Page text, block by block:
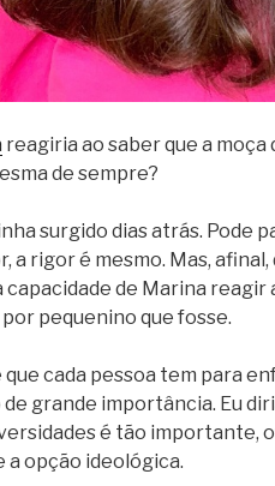
reagiria ao saber que a
de sempre?
surgido dias atrás. Pode
a rigor é mesmo. Mas,
de Marina reagir
pequenino que fosse.
que cada pessoa tem para
de grande importância. Eu
é tão importante,
a opção ideológica.